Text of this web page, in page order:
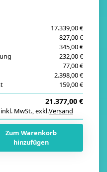
17.339,00 €
827,00 €
345,00 €
232,00 €
77,00 €
2.398,00 €
159,00 €
inkl. MwSt.,exkl.Versand
21.377,00 €
Zum Warenkorb
hinzufügen